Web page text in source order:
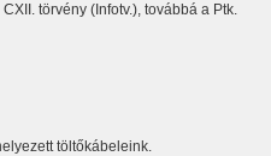
törvény (Infotv.), továbbá a Ptk.
töltőkábeleink.